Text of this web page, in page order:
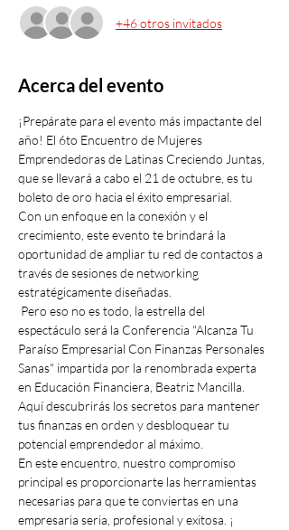
+46 otros invitados
Acerca del evento
¡Prepárate para el evento más impactante del
año! El 6to Encuentro de Mujeres
Emprendedoras de Latinas Creciendo Juntas,
que se llevará a cabo el 21 de octubre, es tu
boleto de oro hacia el éxito empresarial.
Con un enfoque en la conexión y el
crecimiento, este evento te brindará la
oportunidad de ampliar tu red de contactos a
través de sesiones de networking
estratégicamente diseñadas.
espectáculo será la Conferencia "Alcanza Tu
Paraíso Empresarial Con Finanzas Personales
Sanas" impartida por la renombrada experta
en Educación Financiera, Beatriz Mancilla.
Aquí descubrirás los secretos para mantener
tus finanzas en orden y desbloquear tu
potencial emprendedor al máximo.
En este encuentro, nuestro compromiso
principal es proporcionarte las herramientas
necesarias para que te conviertas en una
empresaria seria, profesional y exitosa. ¡